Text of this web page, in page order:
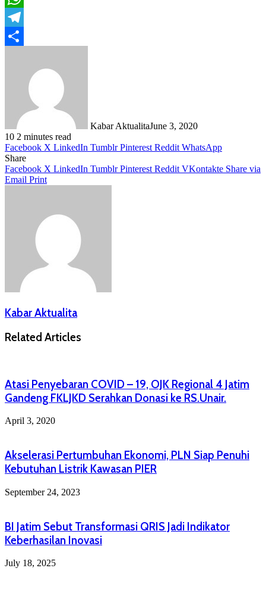
WhatsApp
Telegram
Kabar AktualitaJune 3, 2020
10 2 minutes read
Facebook X LinkedIn Tumblr Pinterest Reddit WhatsApp
Share
Facebook X LinkedIn Tumblr Pinterest Reddit VKontakte Share via
Email Print
Kabar Aktualita
Related Articles
Atasi Penyebaran COVID – 19, OJK Regional 4 Jatim
Gandeng FKLJKD Serahkan Donasi ke RS.Unair.
April 3, 2020
Akselerasi Pertumbuhan Ekonomi, PLN Siap Penuhi
Kebutuhan Listrik Kawasan PIER
September 24, 2023
BI Jatim Sebut Transformasi QRIS Jadi Indikator
Keberhasilan Inovasi
July 18, 2025